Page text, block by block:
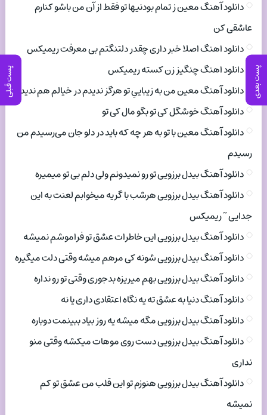
پست بعدی پست قبلی
دانلود آهنگ معین ز تمام بودنیها تو فقط از آن من باشو کنارم
عاشقی کن
دانلود اهنگ اصلا خبر داری چقدر دلتنگتم بی معرفت ریمیکس
دانلود اهنگ چنگیز زن کسته ریمیکس
دانلود آهنگ معین من به زیباییِ تو هرگز ندیدم در خیالم هم ندیدم
دانلود آهنگ خوشگل کی تو بگو مال کی تو
دانلود آهنگ معین با تو به هر چه که باید در دلو جان می‌رسیدم من
رسیدم
دانلود آهنگ بیدل برزویی تو رو نمیدونم ولی دلم بی تو میمیره
دانلود آهنگ بیدل برزویی هرشب با گریه میخوابم لعنت به این
جدایی ~ ریمیکس
دانلود آهنگ بیدل برزویی این خاطرات عشق تو فراموشم نمیشه
دانلود آهنگ بیدل برزویی شونه کی مرهم میشه وقتی دلت میگیره
دانلود آهنگ بیدل برزویی بهم میریزه بدجوری وقتی تو رو نداره
دانلود آهنگ دنیا به عشق ته یه نگاه اعتقادی داری یا نه
دانلود آهنگ بیدل برزویی مگه میشه یه روز بیاد ببینمت دوباره
دانلود آهنگ بیدل برزویی دست روی موهات میکشه وقتی منو
نداری
دانلود آهنگ بیدل برزویی هنوزم تو این قلب من عشق تو کم
نمیشه